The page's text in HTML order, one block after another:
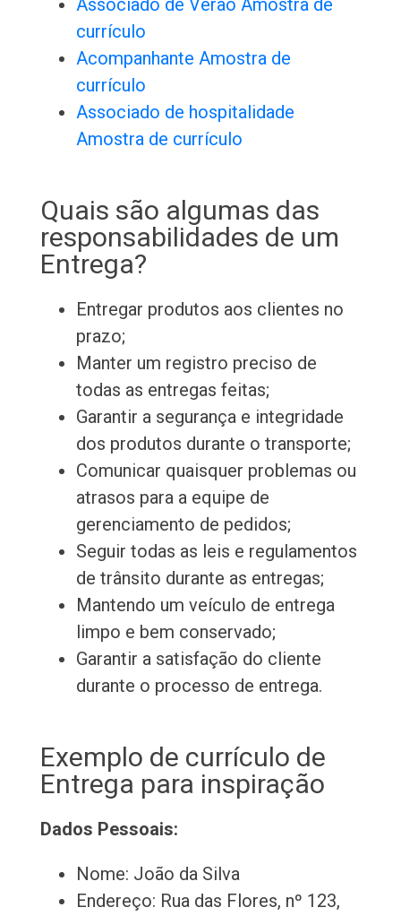
Associado de Verão Amostra de
currículo
Acompanhante Amostra de
currículo
Associado de hospitalidade
Amostra de currículo
Quais são algumas das
responsabilidades de um
Entrega?
Entregar produtos aos clientes no
prazo;
Manter um registro preciso de
todas as entregas feitas;
Garantir a segurança e integridade
dos produtos durante o transporte;
Comunicar quaisquer problemas ou
atrasos para a equipe de
gerenciamento de pedidos;
Seguir todas as leis e regulamentos
de trânsito durante as entregas;
Mantendo um veículo de entrega
limpo e bem conservado;
Garantir a satisfação do cliente
durante o processo de entrega.
Exemplo de currículo de
Entrega para inspiração
Dados Pessoais:
Nome: João da Silva
Endereço: Rua das Flores, nº 123,